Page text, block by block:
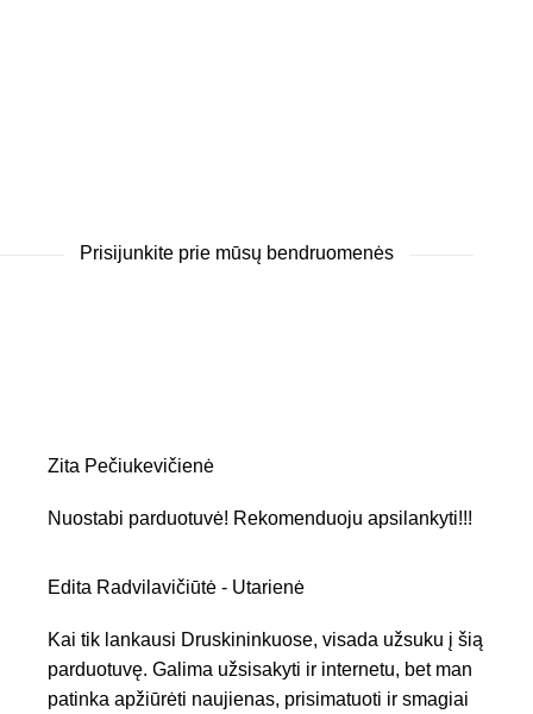
Prisijunkite prie mūsų bendruomenės
Zita Pečiukevičienė
Nuostabi parduotuvė! Rekomenduoju apsilankyti!!!
Edita Radvilavičiūtė - Utarienė
Kai tik lankausi Druskininkuose, visada užsuku į šią
parduotuvę. Galima užsisakyti ir internetu, bet man
patinka apžiūrėti naujienas, prisimatuoti ir smagiai